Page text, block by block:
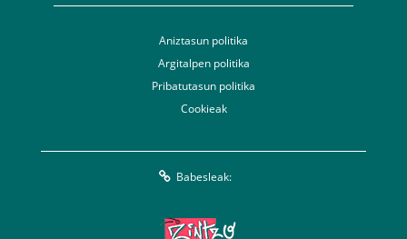
Aniztasun politika
Argitalpen politika
Pribatutasun politika
Cookieak
Babesleak: